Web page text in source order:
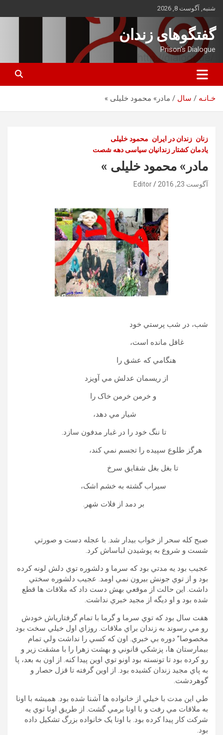
بروید
شنبه, آگوست 8, 2026
گفتگوهای زندان
Prison's Dialogue
خـانـه سال مادر» محمود خلیلی »
زنان زندان در ایران محمود خلیلی
یادمان کشتار زندانیان سیاسی دهه شصت
مادر» محمود خلیلی »
آگوست 23, 2016 Editor
شب، در شب پرستي خود
غافل مانده است،
هنگامي که عشق را
از ريسمان عدلش مي آويزد
و خرمن خرمن خاک را
شيار مي دهد،
تا ننگ خود را در غبار مدفون سازد.
هرگز طلوع سپيده را تجسم نمي کند،
تا بغل بغل شقايق سرخ
سيراب گشته به خشم اشک،
بر دمد از فلات شهر.
صبح کله سحر از خواب بيدار شد. با عجله دست و صورتي
شست و شروع به پوشيدن لباساش کرد.
عجيب بود يه مدتي بود که سرما و دلشوره توي دلش لونه کرده
بود و از توي جونش بيرون نمي اومد. عجيب دلشوره سختي
داشت. اين حالت از موقعي بهش دست داد که ملاقات ها قطع
شده بود و او ديگه از مجيد خبري نداشت.
هفت سال بود که توي سرما و گرما با تمام گرفتارياش خودش
رو مي رسوند به زندان براي ملاقات. روزاي اول خيلي سخت بود
مخصوصا” دوره بي خبري. اون که کسي را نداشت ولي تمام
بيمارستان ها، پزشکي قانوني و بهشت زهرا را با مشقت زير و
رو کرده بود تا تونسته بود اونو توي اوين پيدا کنه. از اون به بعد، پا
به پاي مجيد زندان کشيده بود. از اوين گرفته تا قزل حصار و
گوهردشت.
طي اين مدت با خيلي از خانواده ها آشنا شده بود. هميشه با اونا
به ملاقات مي رفت و با اونا برمي گشت. از طريق اونا توي يه
شرکت کار پيدا کرده بود. با اونا يک خانواده بزرگ تشکيل داده
بود.